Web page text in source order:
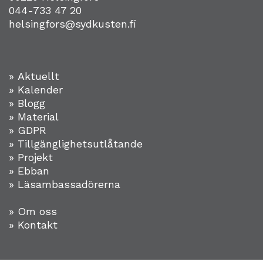
044-733 47 20
helsingfors@sydkusten.fi
» Aktuellt
» Kalender
» Blogg
» Material
» GDPR
» Tillgänglighetsutlåtande
» Projekt
» Ebban
» Läsambassadörerna
» Om oss
» Kontakt